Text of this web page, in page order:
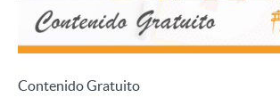
Contenido Gratuito